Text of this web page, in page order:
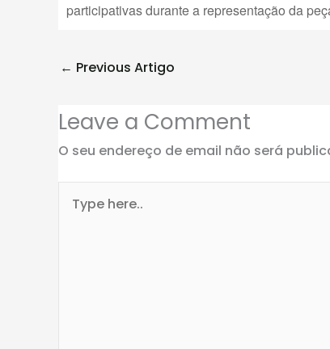
participativas durante a representação da
← Previous Artigo
Leave a Comment
O seu endereço de email não será
here..